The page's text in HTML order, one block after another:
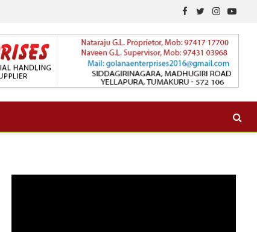
Facebook
TwitterInstagram